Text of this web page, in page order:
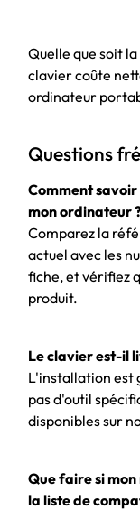
Quelle que soit
clavier coûte
ordinateur
Questions
Comment
mon ordinateur
Comparez la
actuel avec les
fiche, et vérifiez
produit.
Le clavier est-il
L'installation est
pas d'outil
disponibles sur
Que faire si
la liste de